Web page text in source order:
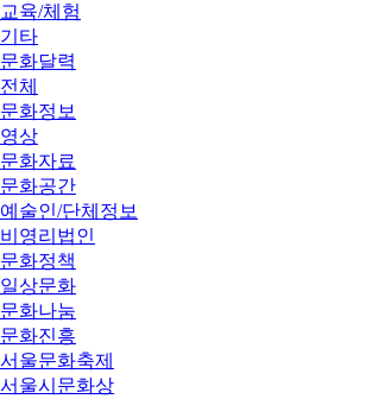
교육/체험
기타
문화달력
전체
문화정보
영상
문화자료
문화공간
예술인/단체정보
비영리법인
문화정책
일상문화
문화나눔
문화진흥
서울문화축제
서울시문화상